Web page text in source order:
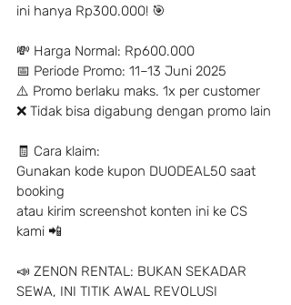
ini hanya Rp300.000! 🎯
💸 Harga Normal: Rp600.000
📅 Periode Promo: 11–13 Juni 2025
⚠️ Promo berlaku maks. 1x per customer
❌ Tidak bisa digabung dengan promo lain
🧾 Cara klaim:
Gunakan kode kupon DUODEAL50 saat
booking
atau kirim screenshot konten ini ke CS
kami 📲
📣 ZENON RENTAL: BUKAN SEKADAR
SEWA, INI TITIK AWAL REVOLUSI